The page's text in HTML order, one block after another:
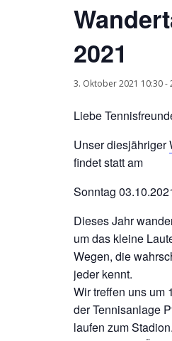
2021
3. Oktober 2021 10:30-
Liebe
Unser diesjähriger
findet statt am
Sonntag
Dieses Jahr
um das kleine
Wegen, die
jeder kennt.
Wir treffen uns um
der Tennisanlage
laufen zum